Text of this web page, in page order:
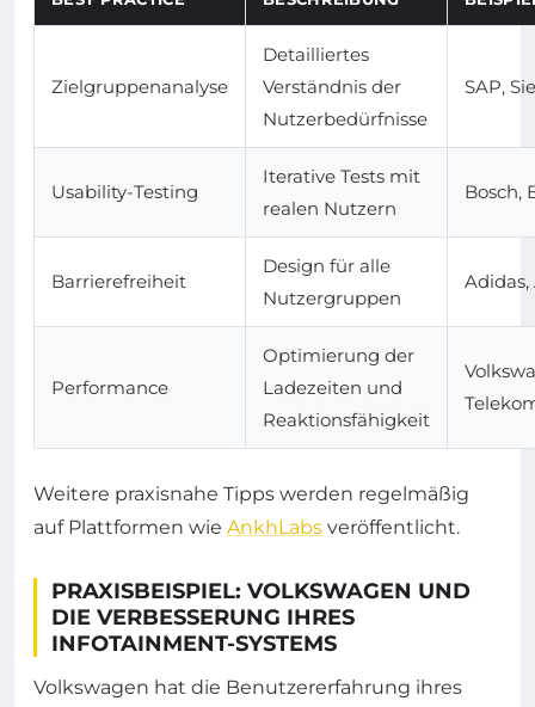
Zielgruppenanalyse
Detailliertes
Verständnis der
Nutzerbedürfnisse
SAP,
Usability-Testing
Iterative Tests mit
realen Nutzern
Bosch,
Barrierefreiheit
Design für alle
Nutzergruppen
Performance
Optimierung der
Ladezeiten und
Reaktionsfähigkeit
Weitere praxisnahe Tipps werden regelmäßig
auf Plattformen wie AnkhLabs veröffentlicht.
PRAXISBEISPIEL: VOLKSWAGEN UND
DIE VERBESSERUNG IHRES
INFOTAINMENT-SYSTEMS
Volkswagen hat die Benutzererfahrung ihres